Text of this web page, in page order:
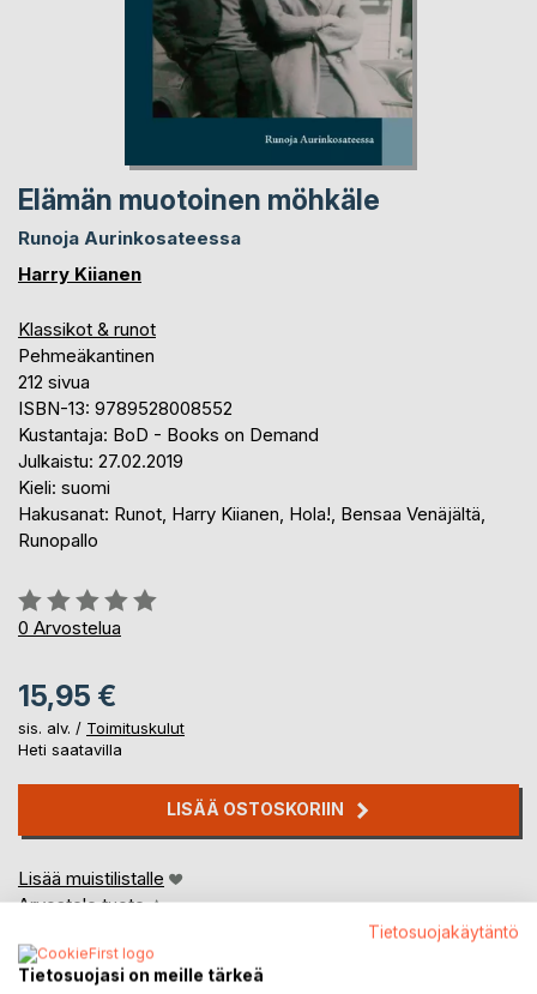
Elämän muotoinen möhkäle
Runoja Aurinkosateessa
Harry Kiianen
Klassikot & runot
Pehmeäkantinen
212 sivua
ISBN-13: 9789528008552
Kustantaja: BoD - Books on Demand
Julkaistu: 27.02.2019
Kieli: suomi
Hakusanat: Runot, Harry Kiianen, Hola!, Bensaa Venäjältä,
Runopallo
Arvostelu::
0%
0 Arvostelua
15,95 €
sis. alv. / Toimituskulut
Heti saatavilla
LISÄÄ OSTOSKORIIN
Lisää muistilistalle
Arvostele tuote
Tietosuojakäytäntö
Tietosuojasi on meille tärkeä